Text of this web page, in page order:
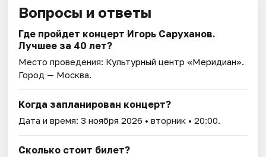
Вопросы и ответы
Где пройдет концерт Игорь Саруханов.
Лучшее за 40 лет?
Место проведения: Культурный центр «Меридиан».
Город — Москва.
Когда запланирован концерт?
Дата и время:3 ноября 2026 • вторник • 20:00.
Сколько стоит билет?